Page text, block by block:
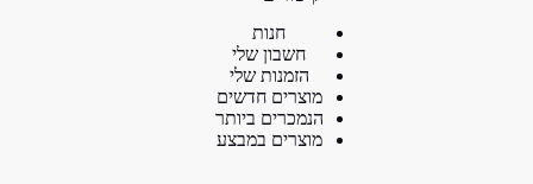
חנות
חשבון שלי
הזמנות שלי
מוצרים חדשים
הנמכרים ביותר
מוצרים במבצע